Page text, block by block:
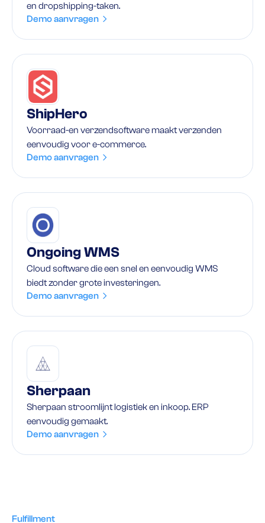
en dropshipping-taken.
Demo aanvragen
ShipHero
Voorraad-en verzendsoftware maakt verzenden
eenvoudig voor e-commerce.
Demo aanvragen
Ongoing WMS
Cloud software die een snel en eenvoudig WMS
biedt zonder grote investeringen.
Demo aanvragen
Sherpaan
Sherpaan stroomlijnt logistiek en inkoop. ERP
eenvoudig gemaakt.
Demo aanvragen
Fulfillment